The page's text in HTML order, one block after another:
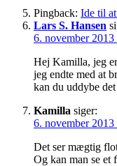
Pingback: Ide til
Lars S. Hansen
6. november
Hej Kamilla, jeg
jeg endte med at
kan du uddybe
Kamilla siger:
6. november
Det ser mægtig
Og kan man se et